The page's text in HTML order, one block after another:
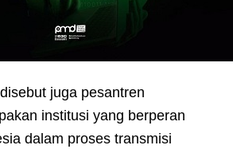
juga pesantren
institusi yang berperan
dalam proses transmisi